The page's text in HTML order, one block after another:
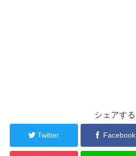
シェアする
Twitter Facebook